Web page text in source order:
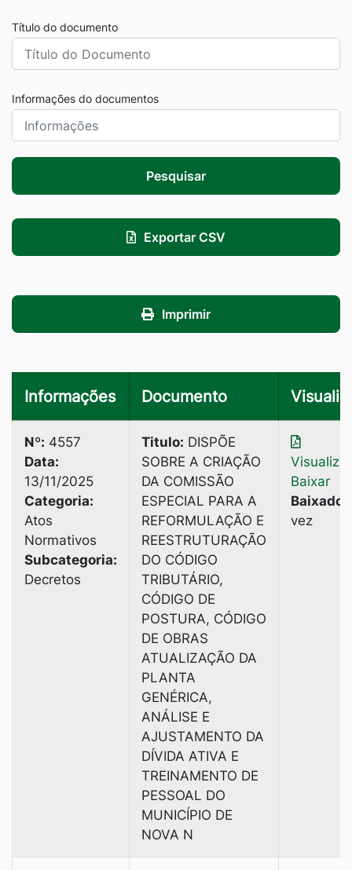
Título do documento
Informações do documentos
Pesquisar
Exportar CSV
Imprimir
Informações Documento
Nº: 4557
Data:
13/11/2025
Categoria:
Atos
Normativos
Subcategoria:
Decretos
Titulo: DISPÕE
SOBRE A CRIAÇÃO
DA COMISSÃO
ESPECIAL PARA A
REFORMULAÇÃO E
REESTRUTURAÇÃO
DO CÓDIGO
TRIBUTÁRIO,
CÓDIGO DE
POSTURA, CÓDIGO
DE OBRAS
ATUALIZAÇÃO DA
PLANTA
GENÉRICA,
ANÁLISE E
AJUSTAMENTO DA
DÍVIDA ATIVA E
TREINAMENTO DE
PESSOAL DO
MUNICÍPIO DE
NOVA N
Baixar
Baixado:
vez